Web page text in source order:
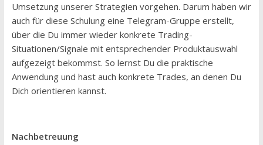
Umsetzung unserer Strategien vorgehen. Darum haben wir
auch für diese Schulung eine Telegram-Gruppe erstellt,
über die Du immer wieder konkrete Trading-
Situationen/Signale mit entsprechender Produktauswahl
aufgezeigt bekommst. So lernst Du die praktische
Anwendung und hast auch konkrete Trades, an denen Du
Dich orientieren kannst.
Nachbetreuung